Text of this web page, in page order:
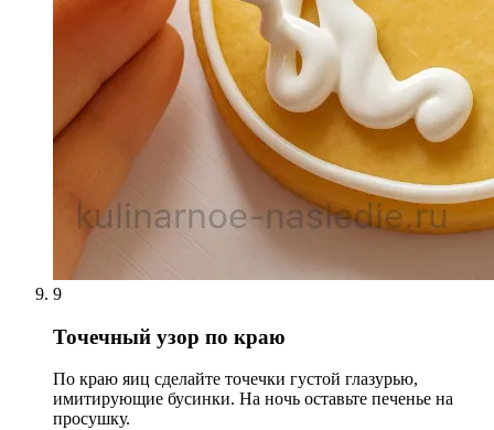
9
Точечный узор по краю
По краю яиц сделайте точечки густой глазурью,
имитирующие бусинки. На ночь оставьте печенье на
просушку.